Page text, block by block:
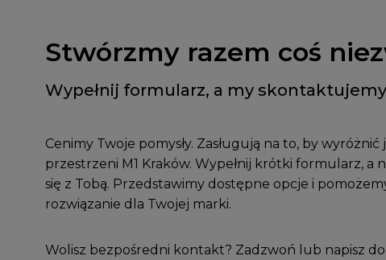
Stwórzmy razem coś
Wypełnij formularz, a my skontaktujemy
Cenimy Twoje pomysły. Zasługują na to, by wyróżnić
przestrzeni M1 Kraków. Wypełnij krótki formularz, a
się z Tobą. Przedstawimy dostępne opcje i
rozwiązanie dla Twojej marki.
Wolisz bezpośredni kontakt? Zadzwoń lub napisz do